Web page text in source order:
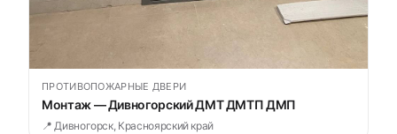
ПРОТИВОПОЖАРНЫЕ ДВЕРИ
Монтаж — Дивногорский ДМТ ДМТП ДМП
📍 Дивногорск, Красноярский край